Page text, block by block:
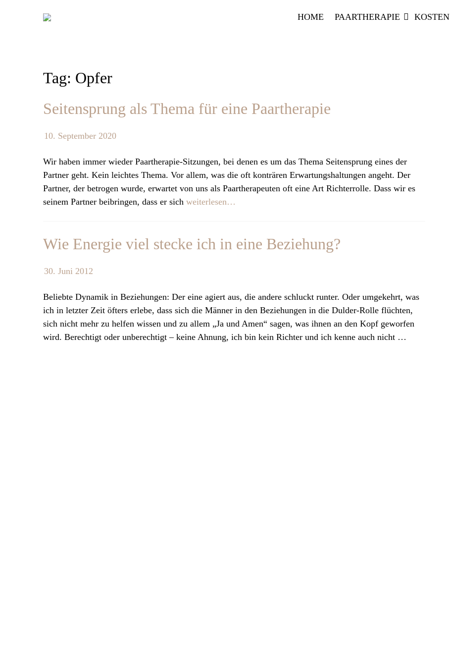
HOME PAARTHERAPIE KOSTEN
Tag: Opfer
Seitensprung als Thema für eine Paartherapie
10. September 2020
Wir haben immer wieder Paartherapie-Sitzungen, bei denen es um das Thema Seitensprung eines der
Partner geht. Kein leichtes Thema. Vor allem, was die oft konträren Erwartungshaltungen angeht. Der
Partner, der betrogen wurde, erwartet von uns als Paartherapeuten oft eine Art Richterrolle. Dass wir es
seinem Partner beibringen, dass er sich weiterlesen…
Wie Energie viel stecke ich in eine Beziehung?
30. Juni 2012
Beliebte Dynamik in Beziehungen: Der eine agiert aus, die andere schluckt runter. Oder umgekehrt, was
ich in letzter Zeit öfters erlebe, dass sich die Männer in den Beziehungen in die Dulder-Rolle flüchten,
sich nicht mehr zu helfen wissen und zu allem „Ja und Amen“ sagen, was ihnen an den Kopf geworfen
wird. Berechtigt oder unberechtigt – keine Ahnung, ich bin kein Richter und ich kenne auch nicht …